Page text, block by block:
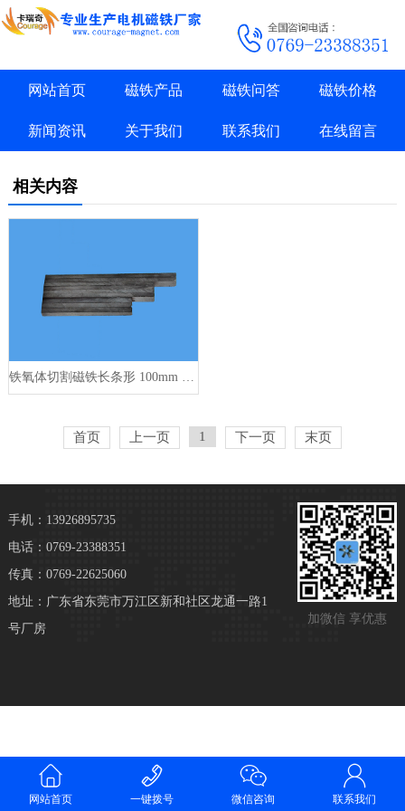
网站首页 磁铁产品 磁铁问答 磁铁价格
新闻资讯 关于我们 联系我们 在线留言
相关内容
首页 上一页 1 下一页 末页
加微信 享优惠
手机：13926895735
电话：0769-23388351
传真：0769-22625060
地址：广东省东莞市万江区新和社区龙通一路1
号厂房
网站首页 一键拨号 微信咨询 联系我们